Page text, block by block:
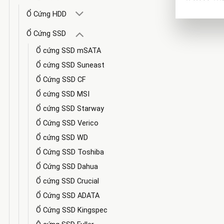
Ổ Cứng HDD
Ổ Cứng SSD
Ổ cứng SSD mSATA
Ổ cứng SSD Suneast
Ổ Cứng SSD CF
Ổ cứng SSD MSI
Ổ cứng SSD Starway
Ổ Cứng SSD Verico
Ổ cứng SSD WD
Ổ Cứng SSD Toshiba
Ổ Cứng SSD Dahua
Ổ cứng SSD Crucial
Ổ Cứng SSD ADATA
Ổ Cứng SSD Kingspec